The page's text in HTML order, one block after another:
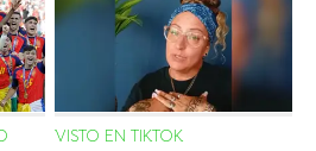
VISTO EN TIKTOK